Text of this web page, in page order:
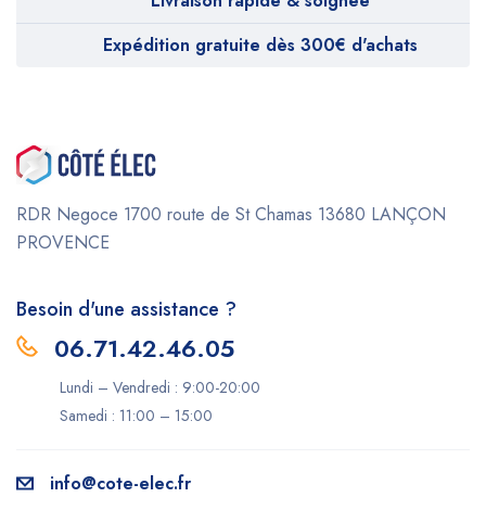
Expédition gratuite dès 300€ d'achats
RDR Negoce 1700 route de St Chamas 13680 LANÇON
PROVENCE
Besoin d'une assistance ?
06.71.42.46.05
Lundi – Vendredi : 9:00-20:00
Samedi : 11:00 – 15:00
info@cote-elec.fr